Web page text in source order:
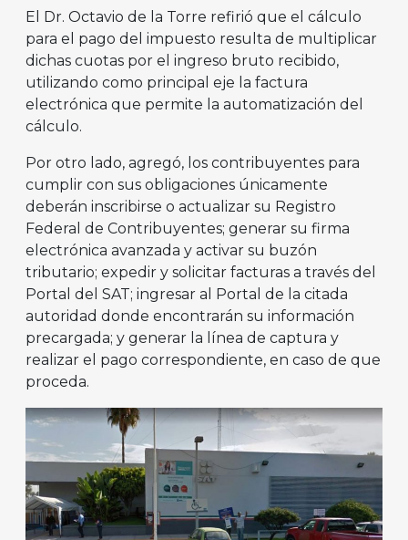
El Dr. Octavio de la Torre refirió que el cálculo
para el pago del impuesto resulta de multiplicar
dichas cuotas por el ingreso bruto recibido,
utilizando como principal eje la factura
electrónica que permite la automatización del
cálculo.
Por otro lado, agregó, los contribuyentes para
cumplir con sus obligaciones únicamente
deberán inscribirse o actualizar su Registro
Federal de Contribuyentes; generar su firma
electrónica avanzada y activar su buzón
tributario; expedir y solicitar facturas a través del
Portal del SAT; ingresar al Portal de la citada
autoridad donde encontrarán su información
precargada; y generar la línea de captura y
realizar el pago correspondiente, en caso de que
proceda.